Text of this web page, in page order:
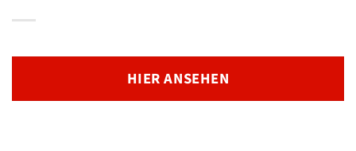
HIER ANSEHEN